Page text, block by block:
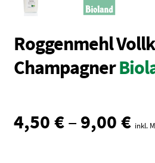
Roggenmehl
Champagner
4,50 €– 9,00 € inkl.